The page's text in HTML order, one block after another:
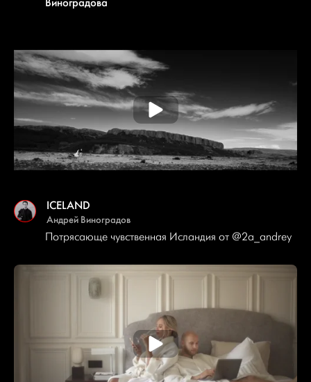
Виноградова
ICELAND
Андрей Виноградов
Потрясающе чувственная Исландия от @2a_andrey